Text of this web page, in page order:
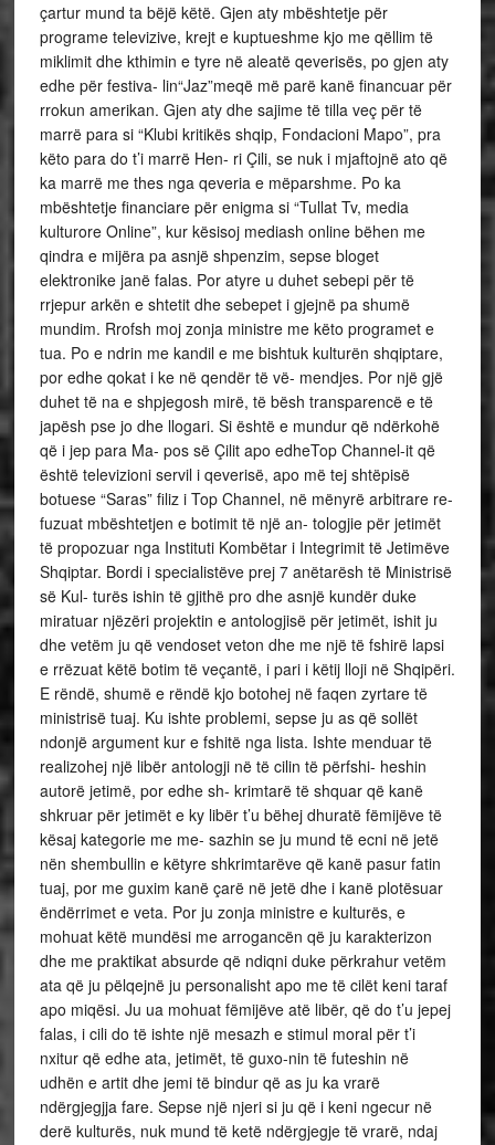
çartur mund ta bëjë këtë. Gjen aty mbështetje për
programe televizive, krejt e kuptueshme kjo me qëllim të
miklimit dhe kthimin e tyre në aleatë qeverisës, po gjen aty
edhe për festiva- lin“Jaz”meqë më parë kanë financuar për
rrokun amerikan. Gjen aty dhe sajime të tilla veç për të
marrë para si “Klubi kritikës shqip, Fondacioni Mapo”, pra
këto para do t’i marrë Hen- ri Çili, se nuk i mjaftojnë ato që
ka marrë me thes nga qeveria e mëparshme. Po ka
mbështetje financiare për enigma si “Tullat Tv, media
kulturore Online”, kur kësisoj mediash online bëhen me
qindra e mijëra pa asnjë shpenzim, sepse bloget
elektronike janë falas. Por atyre u duhet sebepi për të
rrjepur arkën e shtetit dhe sebepet i gjejnë pa shumë
mundim. Rrofsh moj zonja ministre me këto programet e
tua. Po e ndrin me kandil e me bishtuk kulturën shqiptare,
por edhe qokat i ke në qendër të vë- mendjes. Por një gjë
duhet të na e shpjegosh mirë, të bësh transparencë e të
japësh pse jo dhe llogari. Si është e mundur që ndërkohë
që i jep para Ma- pos së Çilit apo edheTop Channel-it që
është televizioni servil i qeverisë, apo më tej shtëpisë
botuese “Saras” filiz i Top Channel, në mënyrë arbitrare re-
fuzuat mbështetjen e botimit të një an- tologjie për jetimët
të propozuar nga Instituti Kombëtar i Integrimit të Jetimëve
Shqiptar. Bordi i specialistëve prej 7 anëtarësh të Ministrisë
së Kul- turës ishin të gjithë pro dhe asnjë kundër duke
miratuar njëzëri projektin e antologjisë për jetimët, ishit ju
dhe vetëm ju që vendoset veton dhe me një të fshirë lapsi
e rrëzuat këtë botim të veçantë, i pari i këtij lloji në Shqipëri.
E rëndë, shumë e rëndë kjo botohej në faqen zyrtare të
ministrisë tuaj. Ku ishte problemi, sepse ju as që sollët
ndonjë argument kur e fshitë nga lista. Ishte menduar të
realizohej një libër antologji në të cilin të përfshi- heshin
autorë jetimë, por edhe sh- krimtarë të shquar që kanë
shkruar për jetimët e ky libër t’u bëhej dhuratë fëmijëve të
kësaj kategorie me me- sazhin se ju mund të ecni në jetë
nën shembullin e këtyre shkrimtarëve që kanë pasur fatin
tuaj, por me guxim kanë çarë në jetë dhe i kanë plotësuar
ëndërrimet e veta. Por ju zonja ministre e kulturës, e
mohuat këtë mundësi me arrogancën që ju karakterizon
dhe me praktikat absurde që ndiqni duke përkrahur vetëm
ata që ju pëlqejnë ju personalisht apo me të cilët keni taraf
apo miqësi. Ju ua mohuat fëmijëve atë libër, që do t’u jepej
falas, i cili do të ishte një mesazh e stimul moral për t’i
nxitur që edhe ata, jetimët, të guxo-nin të futeshin në
udhën e artit dhe jemi të bindur që as ju ka vrarë
ndërgjegjja fare. Sepse një njeri si ju që i keni ngecur në
derë kulturës, nuk mund të ketë ndërgjegje të vrarë, ndaj